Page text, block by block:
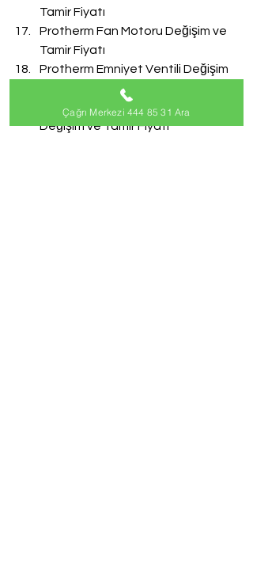
Tamir Fiyatı
Protherm Fan Motoru Değişim ve
Tamir Fiyatı
Protherm Emniyet Ventili Değişim
ve Tamir Fiyatı
Protherm Doldurma Musluğu
Değişim ve Tamir Fiyatı
Çağrı Merkezi 444 85 31 Ara